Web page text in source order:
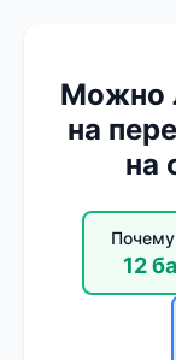
Можно
на
на
12